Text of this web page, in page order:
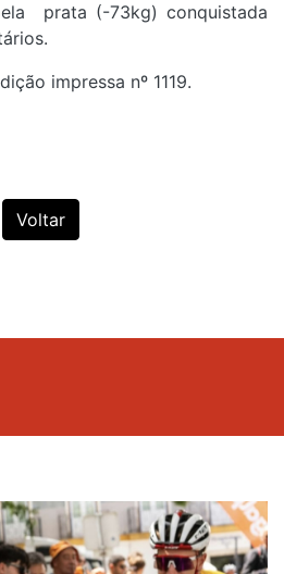
prata (-73kg) conquistada
impressa nº 1119.
Voltar